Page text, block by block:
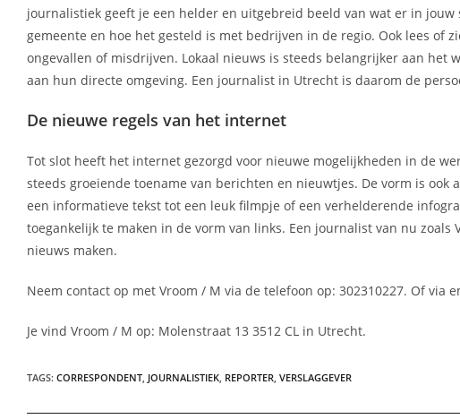
journalistiek geeft je een helder en uitgebreid beeld van wat er in
gemeente en hoe het gesteld is met bedrijven in de regio. Ook lees of
ongevallen of misdrijven. Lokaal nieuws is steeds belangrijker aan
aan hun directe omgeving. Een journalist in Utrecht is daarom de
De nieuwe regels van het internet
Tot slot heeft het internet gezorgd voor nieuwe mogelijkheden in de
steeds groeiende toename van berichten en nieuwtjes. De vorm is
een informatieve tekst tot een leuk filmpje of een verhelderende
toegankelijk te maken in de vorm van links. Een journalist van nu
nieuws maken.
Neem contact op met Vroom / M via de telefoon op: 302310227. Of via
Je vind Vroom / M op: Molenstraat 13 3512 CL in Utrecht.
TAGS: CORRESPONDENT JOURNALISTIEK REPORTER VERSLAGGEVER